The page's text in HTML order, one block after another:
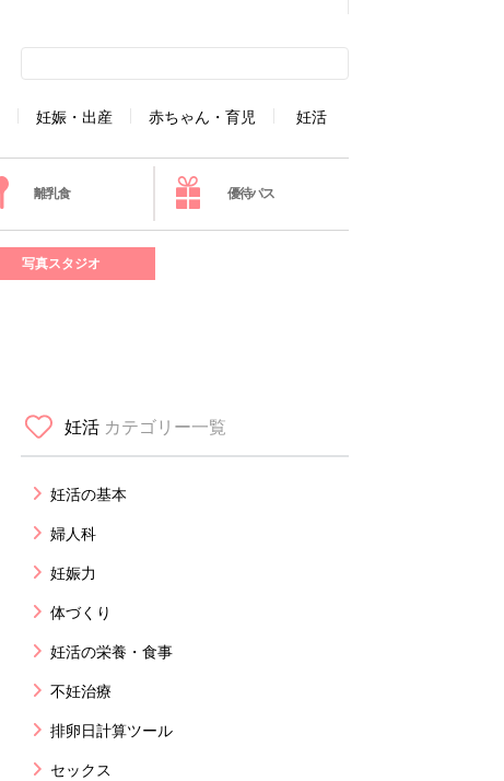
妊娠・出産 赤ちゃん・育児 妊活
離乳食 優待パス
写真スタジオ
妊活 カテゴリー一覧
妊活の基本
婦人科
妊娠力
体づくり
妊活の栄養・食事
不妊治療
排卵日計算ツール
セックス